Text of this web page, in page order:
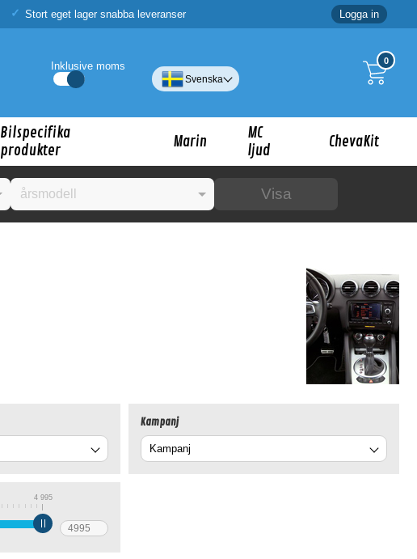
Stort eget lager snabba leveranser Logga in
0
Inklusive moms
Svenska
Bilspecifika
produkter
Marin
MC
ljud
ChevaKit
Visa
Kampanj
4 995